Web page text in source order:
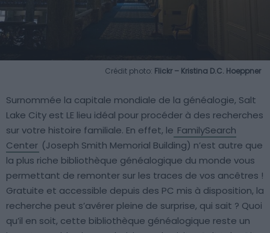
Crédit photo: Flickr – Kristina D.C. Hoeppner
Surnommée la capitale mondiale de la généalogie, Salt
Lake City est LE lieu idéal pour procéder à des recherches
sur votre histoire familiale. En effet, le FamilySearch
Center (Joseph Smith Memorial Building) n’est autre que
la plus riche bibliothèque généalogique du monde vous
permettant de remonter sur les traces de vos ancêtres !
Gratuite et accessible depuis des PC mis à disposition, la
recherche peut s’avérer pleine de surprise, qui sait ? Quoi
qu’il en soit, cette bibliothèque généalogique reste un